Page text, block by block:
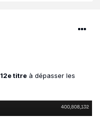
12e titre à dépasser les